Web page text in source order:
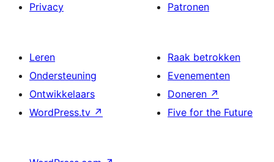
Privacy
Patronen
Leren
Ondersteuning
Ontwikkelaars
WordPress.tv ↗
Raak betrokken
Evenementen
Doneren ↗
Five for the Future